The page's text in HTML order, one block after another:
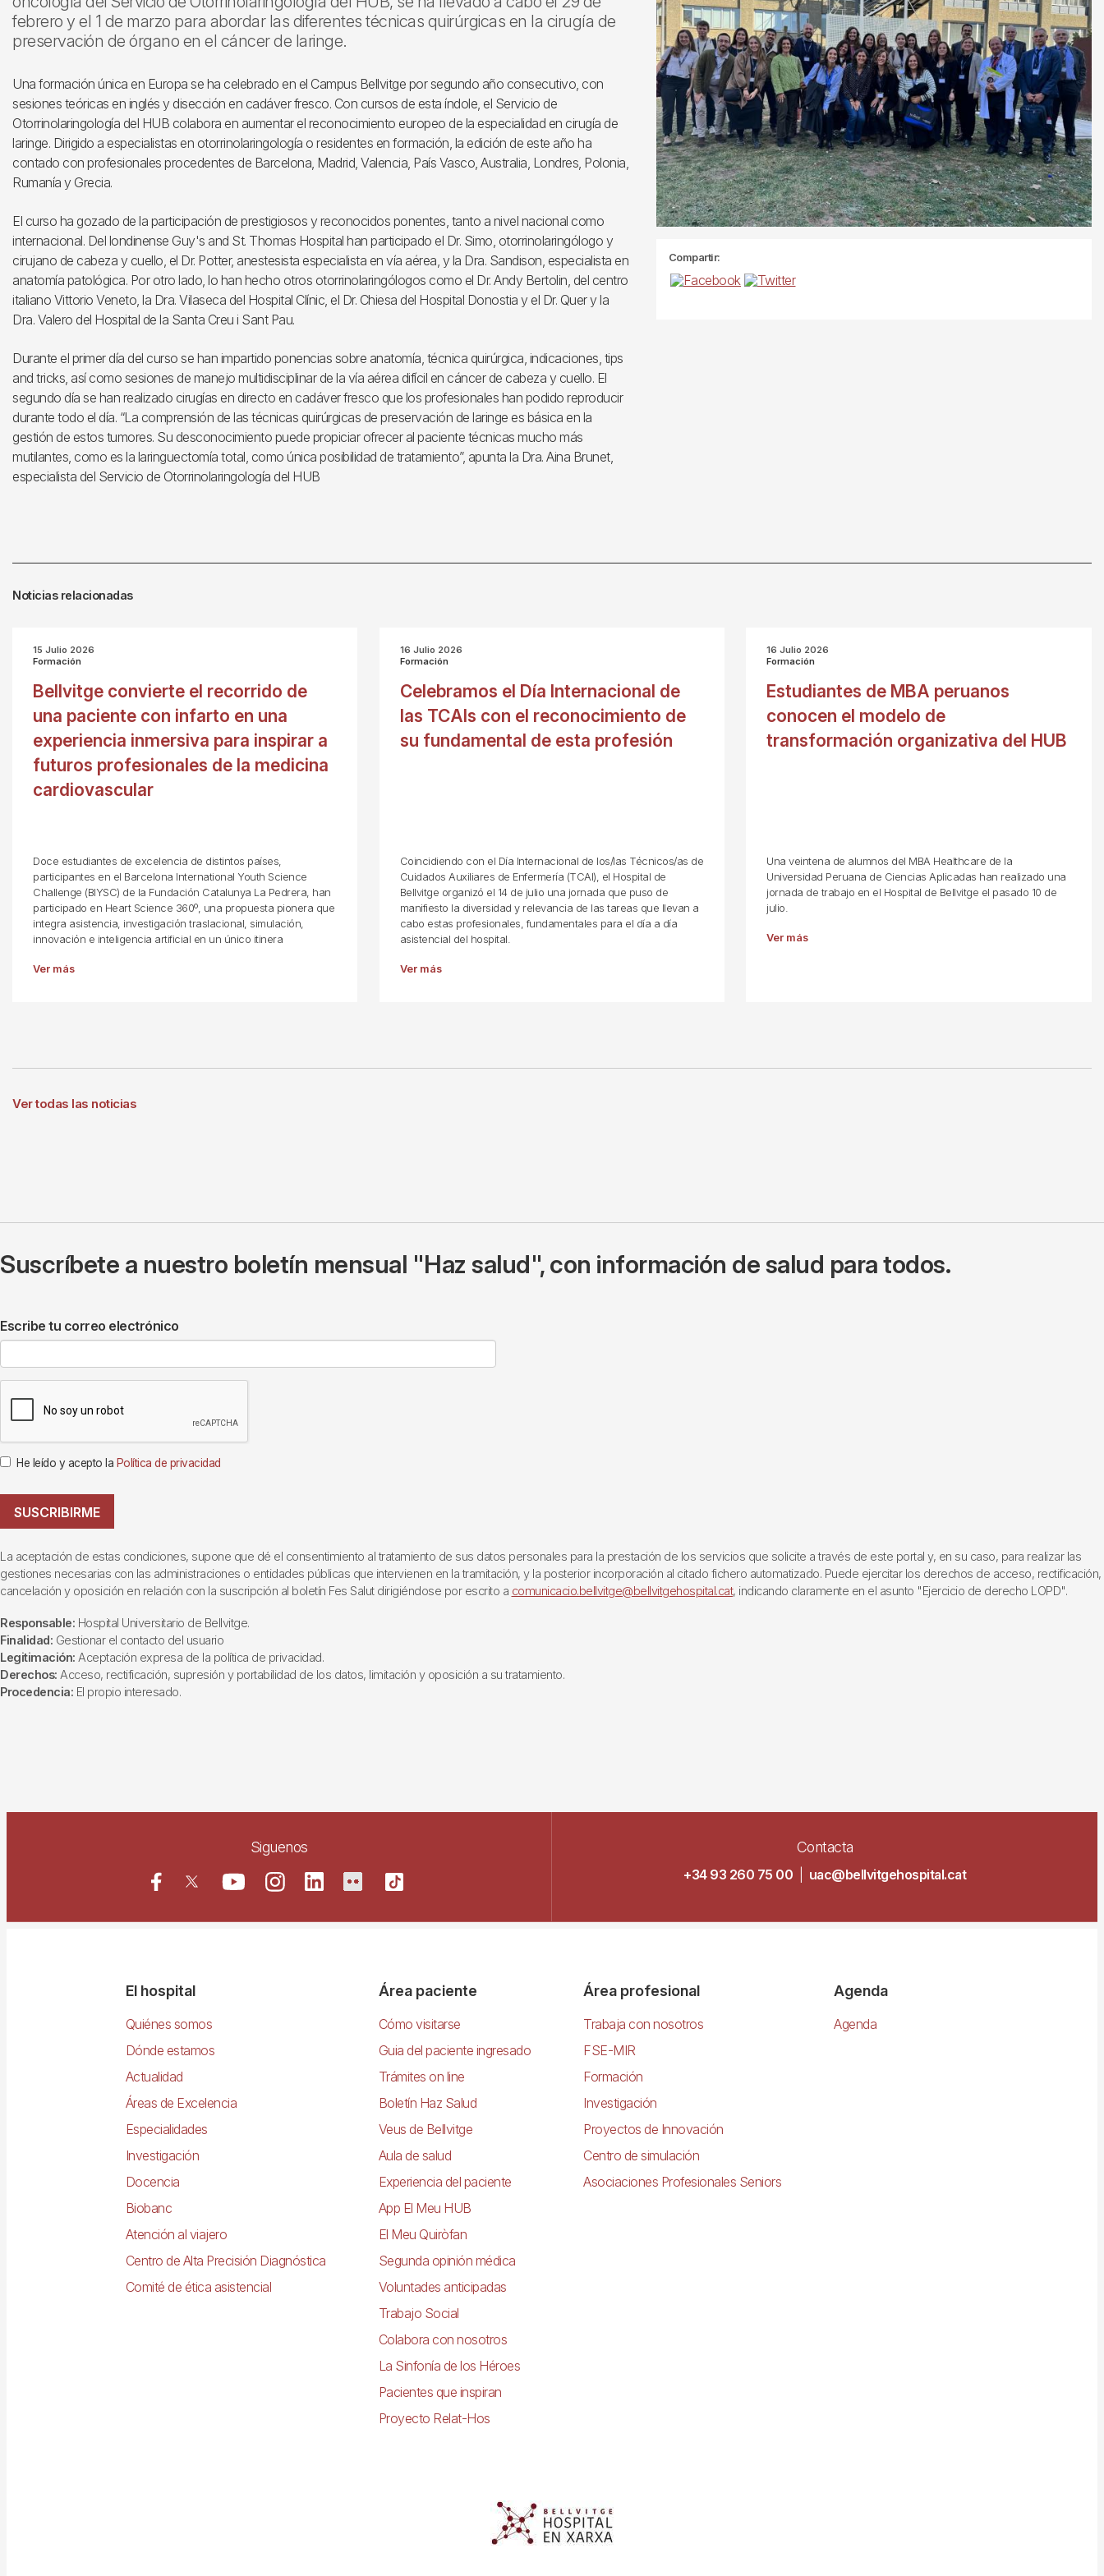
febrero y el 1 de marzo para abordar las diferentes técnicas quirúrgicas en la cirugía de
preservación de órgano en el cáncer de laringe.
Una formación única en Europa se ha celebrado en el Campus Bellvitge por segundo año consecutivo, con
sesiones teóricas en inglés y disección en cadáver fresco. Con cursos de esta índole, el Servicio de
Otorrinolaringología del HUB colabora en aumentar el reconocimiento europeo de la especialidad en cirugía de
laringe. Dirigido a especialistas en otorrinolaringología o residentes en formación, la edición de este año ha
contado con profesionales procedentes de Barcelona, Madrid, Valencia, País Vasco, Australia, Londres, Polonia,
Rumanía y Grecia.
El curso ha gozado de la participación de prestigiosos y reconocidos ponentes, tanto a nivel nacional como
internacional. Del londinense Guy's and St. Thomas Hospital han participado el Dr. Simo, otorrinolaringólogo y
cirujano de cabeza y cuello, el Dr. Potter, anestesista especialista en vía aérea, y la Dra. Sandison, especialista en
anatomía patológica. Por otro lado, lo han hecho otros otorrinolaringólogos como el Dr. Andy Bertolin, del centro
italiano Vittorio Veneto, la Dra. Vilaseca del Hospital Clínic, el Dr. Chiesa del Hospital Donostia y el Dr. Quer y la
Dra. Valero del Hospital de la Santa Creu i Sant Pau.
Durante el primer día del curso se han impartido ponencias sobre anatomía, técnica quirúrgica, indicaciones, tips
and tricks, así como sesiones de manejo multidisciplinar de la vía aérea difícil en cáncer de cabeza y cuello. El
segundo día se han realizado cirugías en directo en cadáver fresco que los profesionales han podido reproducir
durante todo el día. “La comprensión de las técnicas quirúrgicas de preservación de laringe es básica en la
gestión de estos tumores. Su desconocimiento puede propiciar ofrecer al paciente técnicas mucho más
mutilantes, como es la laringuectomía total, como única posibilidad de tratamiento”, apunta la Dra. Aina Brunet,
especialista del Servicio de Otorrinolaringología del HUB
Compartir:
Noticias relacionadas
15 Julio 2026
Formación
Bellvitge convierte el recorrido de
una paciente con infarto en una
experiencia inmersiva para inspirar a
futuros profesionales de la medicina
cardiovascular
Doce estudiantes de excelencia de distintos países,
participantes en el Barcelona International Youth Science
Challenge (BIYSC) de la Fundación Catalunya La Pedrera, han
participado en Heart Science 360º, una propuesta pionera que
integra asistencia, investigación traslacional, simulación,
innovación e inteligencia artificial en un único itinera
Ver más
16 Julio 2026
Formación
Celebramos el Día Internacional de
las TCAIs con el reconocimiento de
su fundamental de esta profesión
Coincidiendo con el Día Internacional de los/las Técnicos/as de
Cuidados Auxiliares de Enfermería (TCAI), el Hospital de
Bellvitge organizó el 14 de julio una jornada que puso de
manifiesto la diversidad y relevancia de las tareas que llevan a
cabo estas profesionales, fundamentales para el día a día
asistencial del hospital.
Ver más
16 Julio 2026
Formación
Estudiantes de MBA peruanos
conocen el modelo de
transformación organizativa del HUB
Una veintena de alumnos del MBA Healthcare de la
Universidad Peruana de Ciencias Aplicadas han realizado una
jornada de trabajo en el Hospital de Bellvitge el pasado 10 de
julio.
Ver más
Ver todas las noticias
Suscríbete a nuestro boletín mensual "Haz salud", con información de salud para todos.
Escribe tu correo electrónico
He leído y acepto la Política de privacidad
SUSCRIBIRME
La aceptación de estas condiciones, supone que dé el consentimiento al tratamiento de sus datos personales para la prestación de los servicios que solicite a través de este portal y, en su caso, para realizar las
gestiones necesarias con las administraciones o entidades públicas que intervienen en la tramitación, y la posterior incorporación al citado fichero automatizado. Puede ejercitar los derechos de acceso, rectificación,
cancelación y oposición en relación con la suscripción al boletín Fes Salut dirigiéndose por escrito a comunicacio.bellvitge@bellvitgehospital.cat, indicando claramente en el asunto "Ejercicio de derecho LOPD".
Responsable: Hospital Universitario de Bellvitge.
Finalidad: Gestionar el contacto del usuario
Legitimación: Aceptación expresa de la política de privacidad.
Derechos: Acceso, rectificación, supresión y portabilidad de los datos, limitación y oposición a su tratamiento.
Procedencia: El propio interesado.
Siguenos Contacta
+34 93 260 75 00 uac@bellvitgehospital.cat
NavegacióEl hospital
Quiénes somos
Dónde estamos
Actualidad
Áreas de Excelencia
Especialidades
Investigación
Docencia
Biobanc
Atención al viajero
Centro de Alta Precisión Diagnóstica
Comité de ética asistencial
Área paciente
Cómo visitarse
Guia del paciente ingresado
Trámites on line
Boletín Haz Salud
Veus de Bellvitge
Aula de salud
Experiencia del paciente
App El Meu HUB
El Meu Quiròfan
Segunda opinión médica
Voluntades anticipadas
Trabajo Social
Colabora con nosotros
La Sinfonía de los Héroes
Pacientes que inspiran
Proyecto Relat-Hos
Área profesional
Trabaja con nosotros
FSE-MIR
Formación
Investigación
Proyectos de Innovación
Centro de simulación
Asociaciones Profesionales Seniors
Agenda
Agenda